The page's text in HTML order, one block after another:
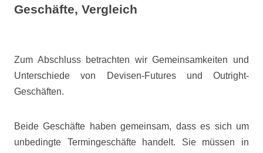
Geschäfte, Vergleich
Zum Abschluss betrachten wir Gemeinsamkeiten und
Unterschiede von Devisen-Futures und Outright-
Geschäften.
Beide Geschäfte haben gemeinsam, dass es sich um
unbedingte Termingeschäfte handelt. Sie müssen in